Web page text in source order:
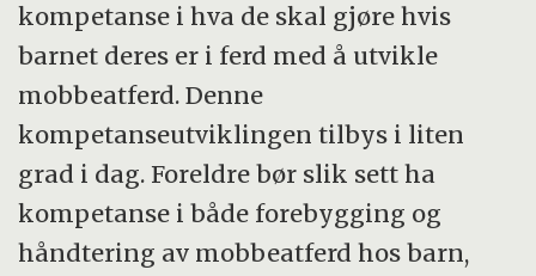
kompetanse i hva de skal gjøre hvis
barnet deres er i ferd med å utvikle
mobbeatferd. Denne
kompetanseutviklingen tilbys i liten
grad i dag. Foreldre bør slik sett ha
kompetanse i både forebygging og
håndtering av mobbeatferd hos barn,